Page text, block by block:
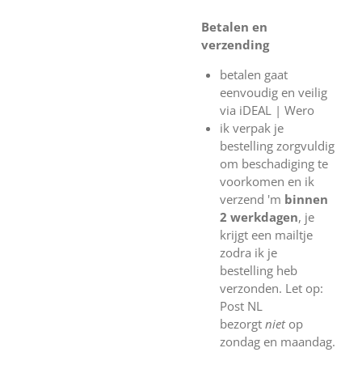
Betalen en
verzending
betalen gaat
eenvoudig en veilig
via iDEAL | Wero
ik verpak je
bestelling zorgvuldig
om beschadiging te
voorkomen en ik
verzend 'm binnen
2 werkdagen, je
krijgt een mailtje
zodra ik je
bestelling heb
verzonden. Let op:
Post NL
bezorgt niet op
zondag en maandag.